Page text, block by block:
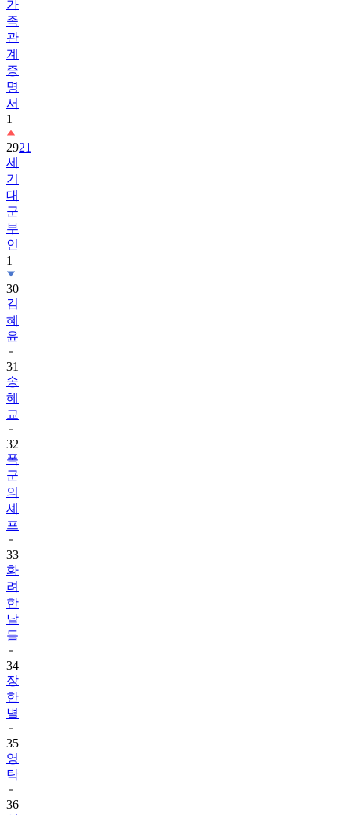
관
계
증
명
서
1
29
세
기
대
군
부
인
1
30
김
혜
윤
31
송
혜
교
32
폭
군
의
셰
프
33
화
려
한
날
들
34
장
한
별
35
영
탁
36
언
더